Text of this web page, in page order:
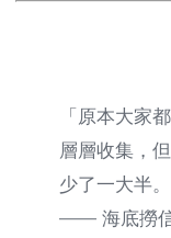
「原本大家
層層收集，
少了一大半。
—— 海底撈